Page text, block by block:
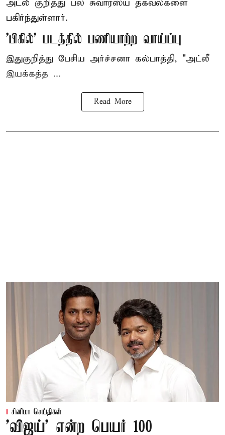
அட்லீ குறித்து பல சுவாரஸ்ய தகவல்களை
பகிர்ந்துள்ளார்.
'பிகில்' படத்தில் பணியாற்ற வாய்ப்பு
இதுகுறித்து பேசிய அர்ச்சனா கல்பாத்தி, "அட்லீ
இயக்கத்த ...
Read More
சினிமா செய்திகள்
'விஜய்' என்ற பெயர் 100